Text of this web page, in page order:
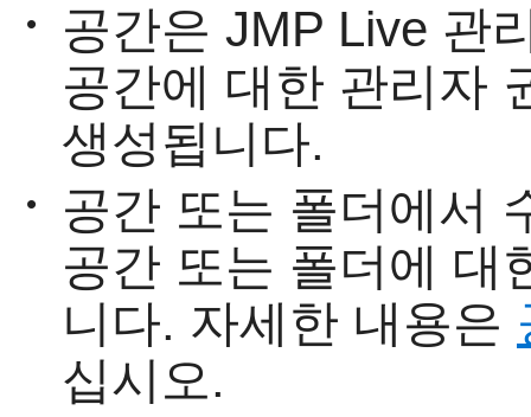
• 공간은 JMP Live 관
공간에 대한 관리자
생성됩니다.
•
공간 또는 폴더에서
공간 또는 폴더에 대
니다. 자세한 내용은
십시오.